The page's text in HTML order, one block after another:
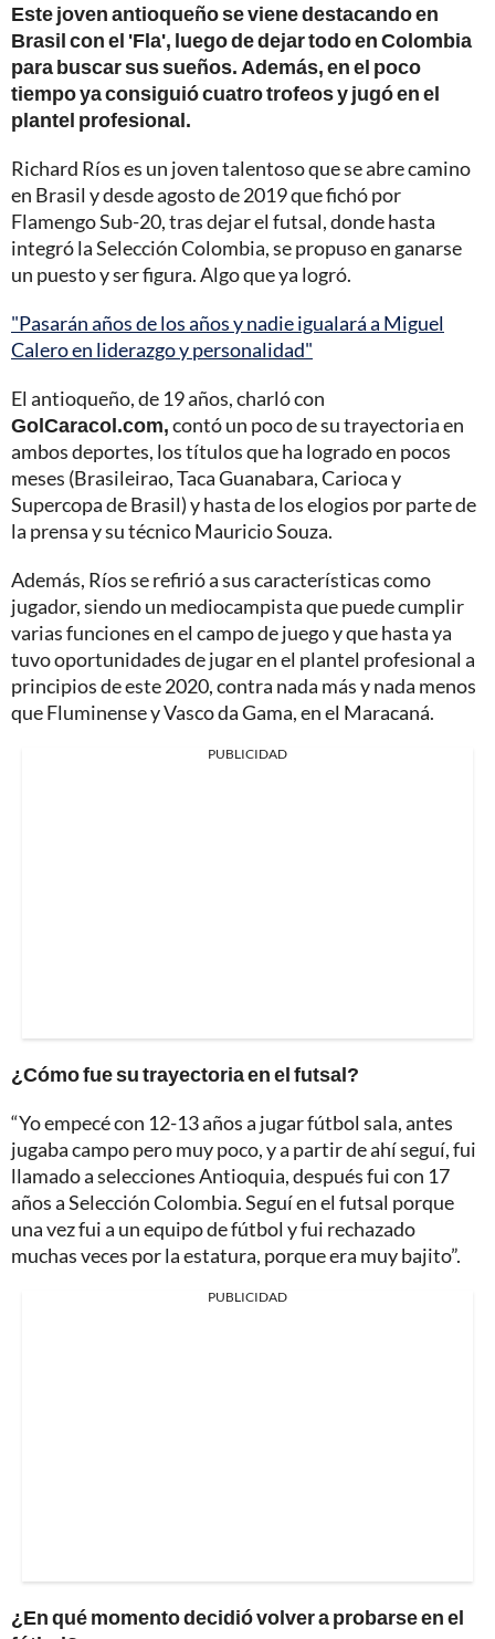
Este joven antioqueño se viene destacando en
Brasil con el 'Fla', luego de dejar todo en Colombia
para buscar sus sueños. Además, en el poco
tiempo ya consiguió cuatro trofeos y jugó en el
plantel profesional.
Richard Ríos es un joven talentoso que se abre camino
en Brasil y desde agosto de 2019 que fichó por
Flamengo Sub-20, tras dejar el futsal, donde hasta
integró la Selección Colombia, se propuso en ganarse
un puesto y ser figura. Algo que ya logró.
"Pasarán años de los años y nadie igualará a Miguel
Calero en liderazgo y personalidad"
El antioqueño, de 19 años, charló con
GolCaracol.com,contó un poco de su trayectoria en
ambos deportes, los títulos que ha logrado en pocos
meses (Brasileirao, Taca Guanabara, Carioca y
Supercopa de Brasil) y hasta de los elogios por parte de
la prensa y su técnico Mauricio Souza.
Además, Ríos se refirió a sus características como
jugador, siendo un mediocampista que puede cumplir
varias funciones en el campo de juego y que hasta ya
tuvo oportunidades de jugar en el plantel profesional a
principios de este 2020, contra nada más y nada menos
que Fluminense y Vasco da Gama, en el Maracaná.
PUBLICIDAD
¿Cómo fue su trayectoria en el futsal?
“Yo empecé con 12-13 años a jugar fútbol sala, antes
jugaba campo pero muy poco, y a partir de ahí seguí, fui
llamado a selecciones Antioquia, después fui con 17
años a Selección Colombia. Seguí en el futsal porque
una vez fui a un equipo de fútbol y fui rechazado
muchas veces por la estatura, porque era muy bajito”.
PUBLICIDAD
¿En qué momento decidió volver a probarse en el